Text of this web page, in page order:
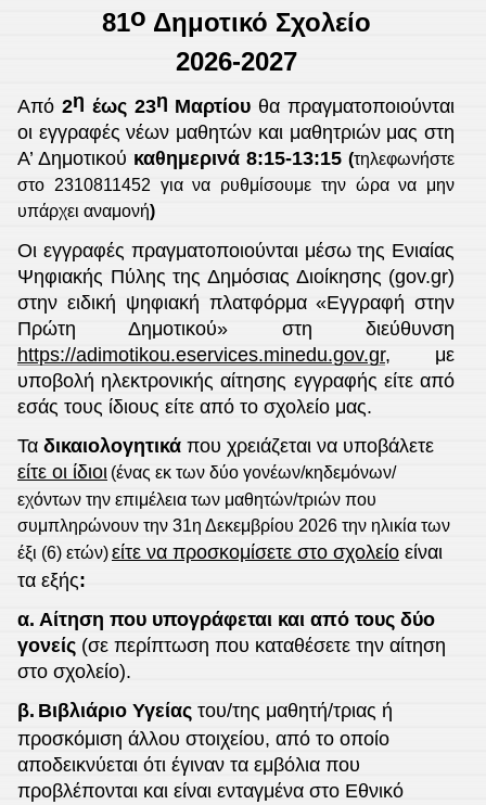
81ο Δημοτικό Σχολείο
2026-2027
Από 2η έως 23η Μαρτίου θα πραγματοποιούνται
οι εγγραφές νέων μαθητών και μαθητριών μας στη
Α’ Δημοτικού καθημερινά 8:15-13:15(τηλεφωνήστε
στο 2310811452 για να ρυθμίσουμε την ώρα να μην
υπάρχει αναμονή)
Οι εγγραφές πραγματοποιούνται μέσω της Ενιαίας
Ψηφιακής Πύλης της Δημόσιας Διοίκησης (gov.gr)
στην ειδική ψηφιακή πλατφόρμα «Εγγραφή στην
Πρώτη Δημοτικού» στη διεύθυνση
https://adimotikou.eservices.minedu.gov.gr, με
υποβολή ηλεκτρονικής αίτησης εγγραφής είτε από
εσάς τους ίδιους είτε από το σχολείο μας.
Τα δικαιολογητικά που χρειάζεται να υποβάλετε
είτε οι ίδιοι (ένας εκ των δύο γονέων/κηδεμόνων/
εχόντων την επιμέλεια των μαθητών/τριών που
συμπληρώνουν την 31η Δεκεμβρίου 2026 την ηλικία των
έξι (6) ετών)είτε να προσκομίσετε στο σχολείο είναι
τα εξής:
α. Αίτηση που υπογράφεται και από τους δύο
γονείς (σε περίπτωση που καταθέσετε την αίτηση
στο σχολείο).
β. Βιβλιάριο Υγείας του/της μαθητή/τριας ή
προσκόμιση άλλου στοιχείου, από το οποίο
αποδεικνύεται ότι έγιναν τα εμβόλια που
προβλέπονται και είναι ενταγμένα στο Εθνικό